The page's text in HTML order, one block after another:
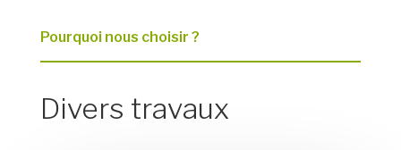
Pourquoi nous choisir ?
Divers travaux